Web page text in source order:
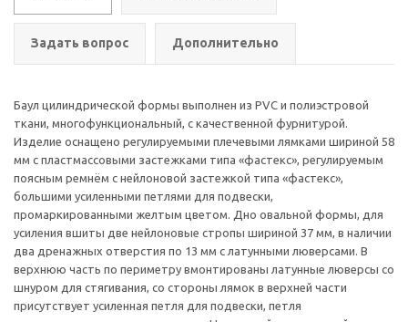
Задать вопрос Дополнительно
Баул цилиндрической формы выполнен из PVC и полиэстровой
ткани, многофункциональный, с качественной фурнитурой.
Изделие оснащено регулируемыми плечевыми лямками шириной 58
мм с пластмассовыми застежками типа «фастекс», регулируемым
поясным ремнём с нейлоновой застежкой типа «фастекс»,
большими усиленными петлями для подвески,
промаркированными желтым цветом. Дно овальной формы, для
усиления вшиты две нейлоновые стропы шириной 37 мм, в наличии
два дренажных отверстия по 13 мм с латунными люверсами. В
верхнюю часть по периметру вмонтированы латунные люверсы со
шнуром для стягивания, со стороны лямок в верхней части
присутствует усиленная петля для подвески, петля